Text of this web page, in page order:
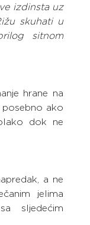
izdinsta uz
skuhati u
sitnom
hrane na
ako
dok ne
a ne
jelima
sljedećim